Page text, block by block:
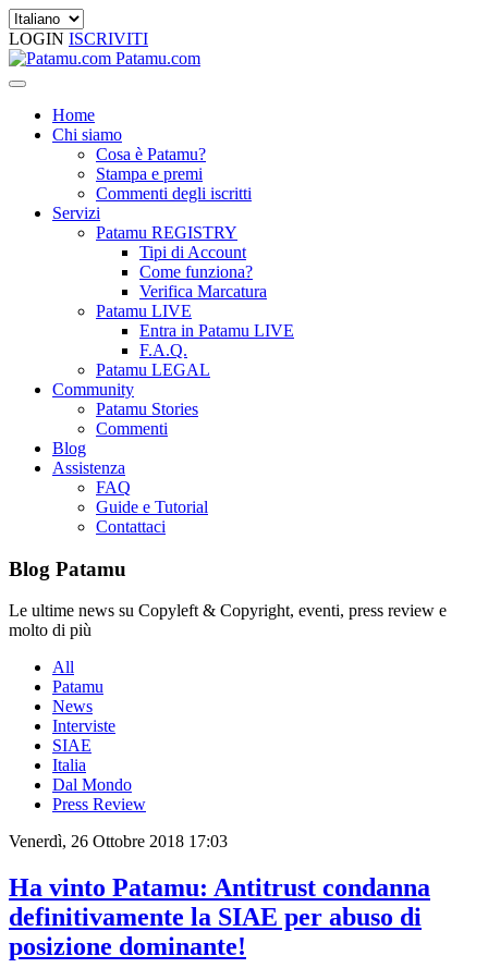
LOGIN ISCRIVITI
Patamu.com
Home
Chi siamo
Cosa è Patamu?
Stampa e premi
Commenti degli iscritti
Servizi
Patamu REGISTRY
Tipi di Account
Come funziona?
Verifica Marcatura
Patamu LIVE
Entra in Patamu LIVE
F.A.Q.
Patamu LEGAL
Community
Patamu Stories
Commenti
Blog
Assistenza
FAQ
Guide e Tutorial
Contattaci
Blog Patamu
Le ultime news su Copyleft & Copyright, eventi, press review e
molto di più
All
Patamu
News
Interviste
SIAE
Italia
Dal Mondo
Press Review
Venerdì, 26 Ottobre 2018 17:03
Ha vinto Patamu: Antitrust condanna
definitivamente la SIAE per abuso di
posizione dominante!